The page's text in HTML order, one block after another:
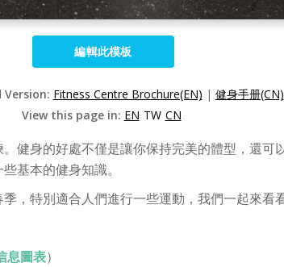
編輯此模板
Version: Fitness Centre Brochure(EN) | 健身手册(CN)
View this page in: EN TW CN
健身的好處不僅是讓你保持完美的體型，還
基本的健身知識。
，特別適合人們進行一些運動，我們一起來看
息圖表）